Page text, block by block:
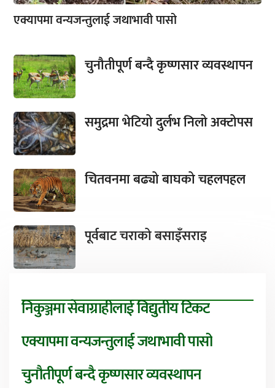
एक्यापमा वन्यजन्तुलाई जथाभावी पासो
चुनौतीपूर्ण बन्दै कृष्णसार व्यवस्थापन
समुद्रमा भेटियो दुर्लभ निलो अक्टोपस
चितवनमा बढ्यो बाघको चहलपहल
पूर्वबाट चराको बसाइँसराइ
निकुञ्जमा सेवाग्राहीलाई विद्युतीय टिकट
एक्यापमा वन्यजन्तुलाई जथाभावी पासो
चुनौतीपूर्ण बन्दै कृष्णसार व्यवस्थापन